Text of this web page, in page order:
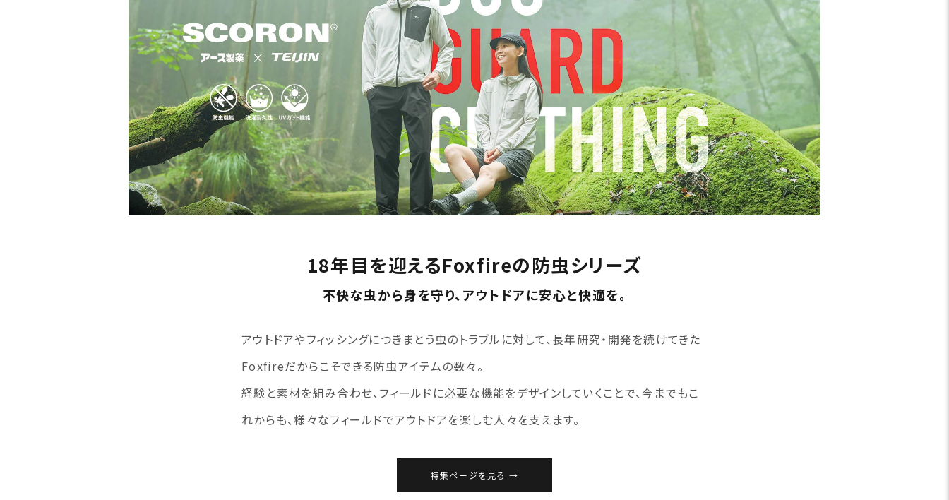
18年目を迎えるFoxfireの防虫シリーズ
不快な虫から身を守り、アウトドアに安心と快適を。
アウトドアやフィッシングにつきまとう虫のトラブルに対して、長年研究・開発を続けてきた
Foxfireだからこそできる防虫アイテムの数々。
経験と素材を組み合わせ、フィールドに必要な機能をデザインしていくことで、今までもこ
れからも、様々なフィールドでアウトドアを楽しむ人々を支えます。
特集ページを見る